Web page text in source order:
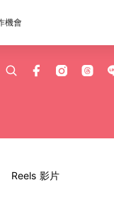
機會
Reels 影片